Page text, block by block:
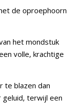
de oproephoorn
het mondstuk
volle, krachtige
te blazen dan
geluid, terwijl een